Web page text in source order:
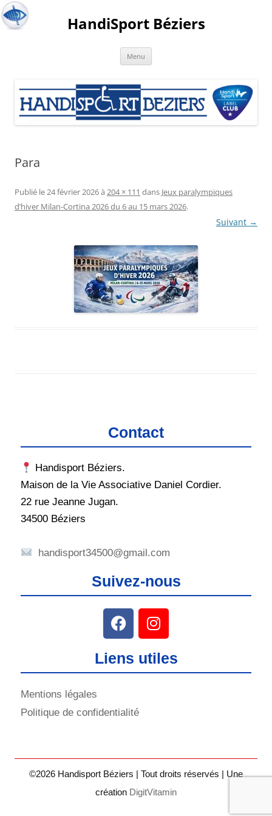
HandiSport Béziers
Menu
Para
Publié le24 février 2026à 204 × 111 dans Jeux paralympiques
d’hiver Milan-Cortina 2026 du 6 au 15 mars 2026.
Suivant →
Contact
Handisport Béziers.
Maison de la Vie Associative Daniel Cordier.
22 rue Jeanne Jugan.
34500 Béziers
handisport34500@gmail.com
Suivez-nous
Liens utiles
Mentions légales
Politique de confidentialité
©2026 Handisport Béziers | Tout droits réservés | Une
création DigitVitamin